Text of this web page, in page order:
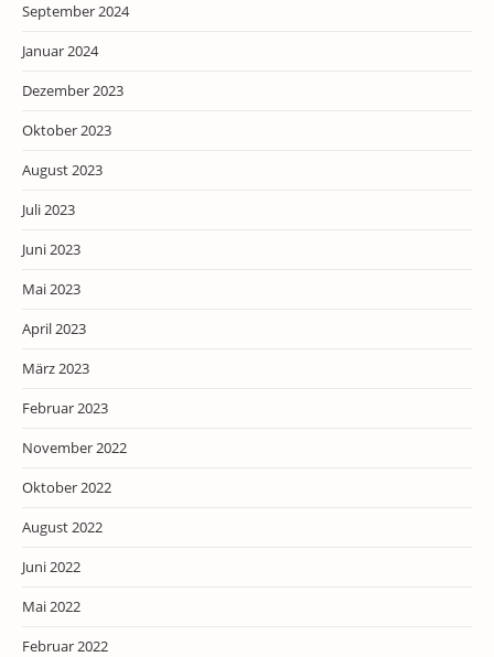
September 2024
Januar 2024
Dezember 2023
Oktober 2023
August 2023
Juli 2023
Juni 2023
Mai 2023
April 2023
März 2023
Februar 2023
November 2022
Oktober 2022
August 2022
Juni 2022
Mai 2022
Februar 2022